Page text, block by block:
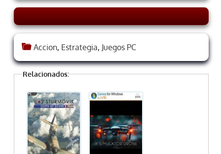
Accion, Estrategia, Juegos PC
Relacionados: